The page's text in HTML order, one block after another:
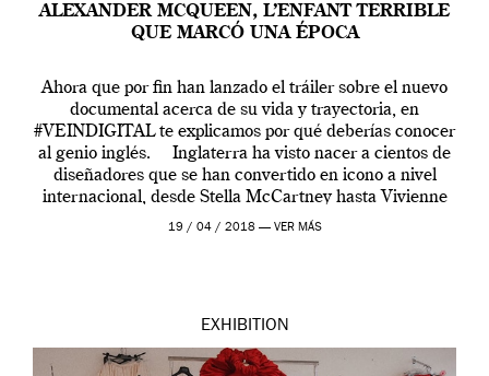
ALEXANDER MCQUEEN, L’ENFANT TERRIBLE
QUE MARCÓ UNA ÉPOCA
Ahora que por fin han lanzado el tráiler sobre el nuevo
documental acerca de su vida y trayectoria, en
#VEINDIGITAL te explicamos por qué deberías conocer
al genio inglés. Inglaterra ha visto nacer a cientos de
diseñadores que se han convertido en icono a nivel
internacional, desde Stella McCartney hasta Vivienne
Westwood pasando […]
19 / 04 / 2018 — VER MÁS
EXHIBITION